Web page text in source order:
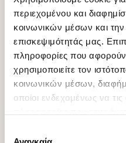
περιεχομένου και
κοινωνικών μέσων και
επισκεψιμότητάς μας.
πληροφορίες που
χρησιμοποιείτε τον
κοινωνικών μέσων,
οποίοι ενδεχομένως να
των υπηρεσιών τους.
Mayoral
Βρεφικά παπουτσάκια για
αγόρια αθλητικά Mayoral
μπεζ ταμπά
Διαθέσιμα μεγέθη
18Ν
23,00 €